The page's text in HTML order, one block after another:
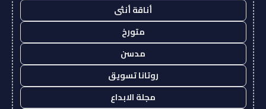
أناقة أنثى
متورخ
مدسن
روتانا تسويق
مجلة الابداع